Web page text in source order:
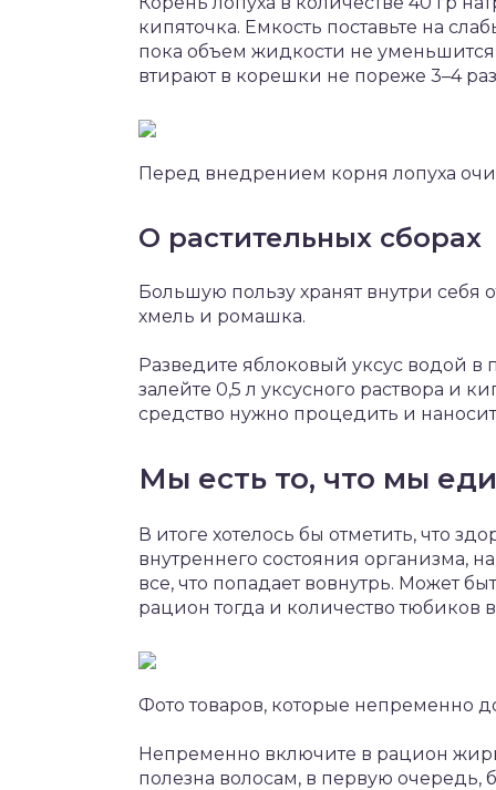
кипяточка. Емкость поставьте на
пока объем жидкости не
втирают в корешки не пореже 3–4
Перед внедрением корня лопуха
О растительных сборах
Большую пользу хранят внутри себя
хмель и ромашка.
Разведите яблоковый уксус водой в
залейте 0,5 л уксусного раствора и
средство нужно процедить и
Мы есть то, что мы
В итоге хотелось бы отметить, что
внутреннего состояния организма,
все, что попадает вовнутрь. Может
рацион тогда и количество
Фото товаров, которые непременно
Непременно включите в рацион
полезна волосам, в первую